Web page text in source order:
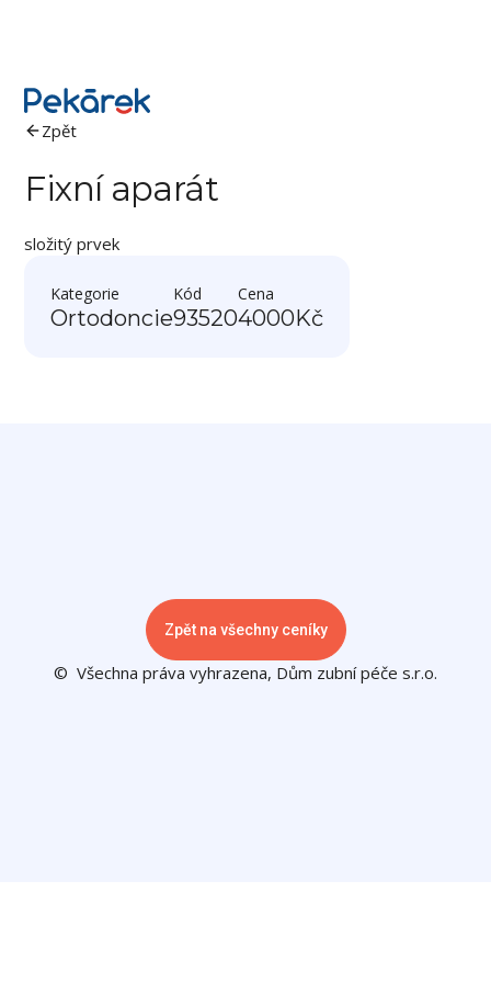
Zpět
Fixní aparát
složitý prvek
Kategorie
Ortodoncie
Kód
93520
Cena
4000Kč
Zpět na všechny ceníky
© Všechna práva vyhrazena, Dům zubní péče s.r.o.